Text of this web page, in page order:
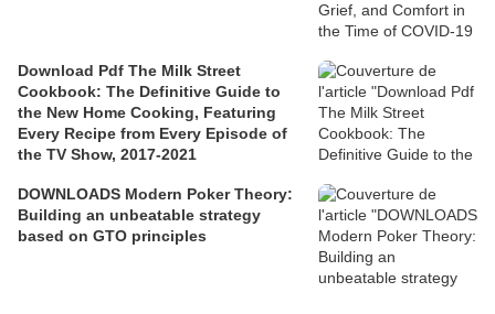
Download Pdf The Milk Street
Cookbook: The Definitive Guide to
the New Home Cooking, Featuring
Every Recipe from Every Episode of
the TV Show, 2017-2021
DOWNLOADS Modern Poker Theory:
Building an unbeatable strategy
based on GTO principles